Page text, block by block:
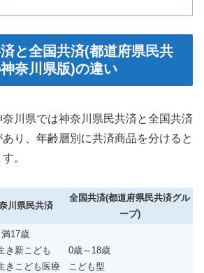
と全国共済(都道府県民共
奈川県版)の違い
川県では神奈川県民共済と全国共済
り、年齢層別に共済商品を分けると
。
川県民共済
全国共済(都道府県民共済グル
ープ)
17歳
き新こども
きこども医療
0歳～18歳
こども型